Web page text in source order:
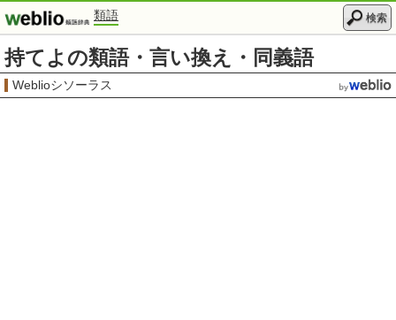
類語 検索
持てよの類語・言い換え・同義語
Weblioシソーラス